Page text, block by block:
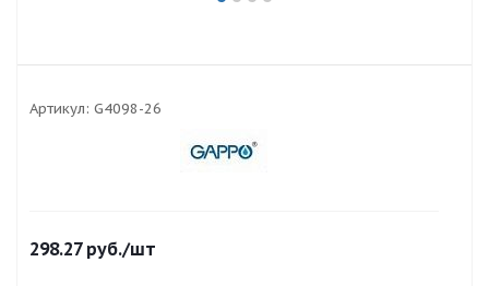
Артикул: G4098-26
298.27руб./шт